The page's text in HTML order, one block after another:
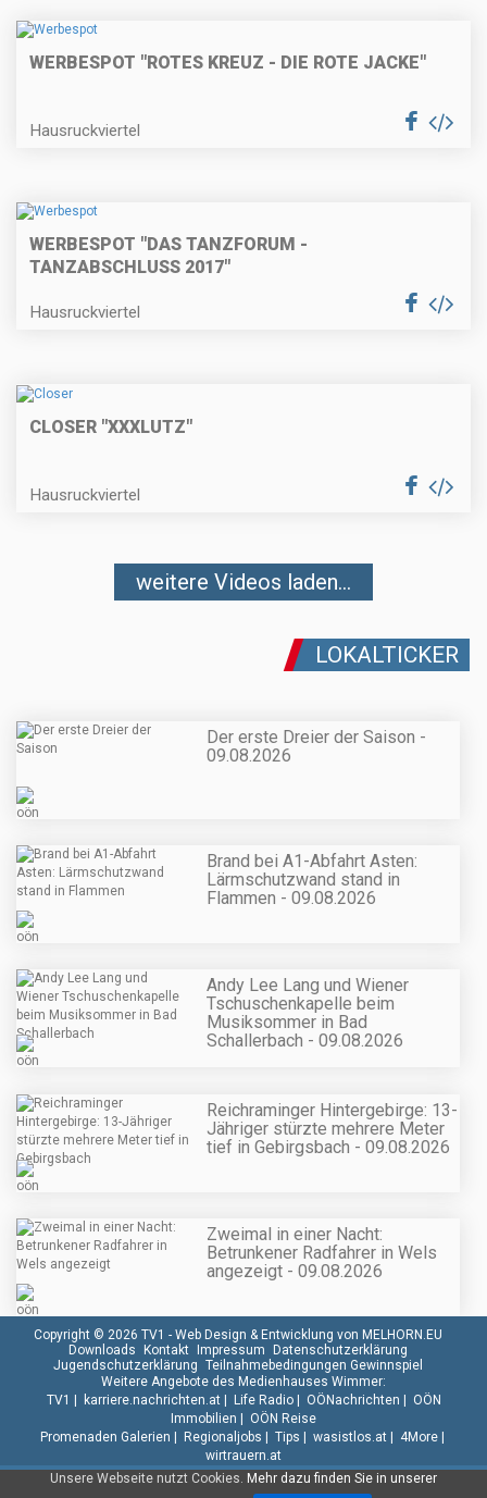
WERBESPOT "ROTES KREUZ - DIE ROTE JACKE"
Hausruckviertel
WERBESPOT "DAS TANZFORUM -
TANZABSCHLUSS 2017"
Hausruckviertel
CLOSER "XXXLUTZ"
Hausruckviertel
weitere Videos laden...
LOKALTICKER
Der erste Dreier der Saison -
09.08.2026
Brand bei A1-Abfahrt Asten:
Lärmschutzwand stand in
Flammen - 09.08.2026
Andy Lee Lang und Wiener
Tschuschenkapelle beim
Musiksommer in Bad
Schallerbach - 09.08.2026
Reichraminger Hintergebirge: 13-
Jähriger stürzte mehrere Meter
tief in Gebirgsbach - 09.08.2026
Zweimal in einer Nacht:
Betrunkener Radfahrer in Wels
angezeigt - 09.08.2026
Unsere Webseite nutzt Cookies. Mehr dazu finden Sie in unserer
Copyright © 2026 TV1 - Web Design & Entwicklung von MELHORN.EU
Downloads Kontakt Impressum Datenschutzerklärung
Jugendschutzerklärung Teilnahmebedingungen Gewinnspiel
Weitere Angebote des Medienhauses Wimmer:
TV1 | karriere.nachrichten.at| Life Radio| OÖNachrichten | OÖN
Immobilien | OÖN Reise
Promenaden Galerien | Regionaljobs | Tips | wasistlos.at| 4More|
wirtrauern.at